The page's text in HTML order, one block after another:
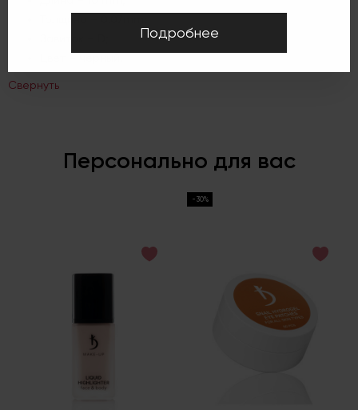
Свернуть
Персонально для вас
-30%
Подробнее